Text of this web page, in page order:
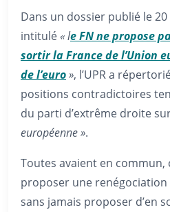
Dans un dossier publié le
intitulé« le FN ne propose
sortir la France de l’Union
de l’euro», l’UPR a
positions contradictoires
du parti d’extrême droite
européenne ».
Toutes avaient en commun,
proposer une
sans jamais proposer d’en